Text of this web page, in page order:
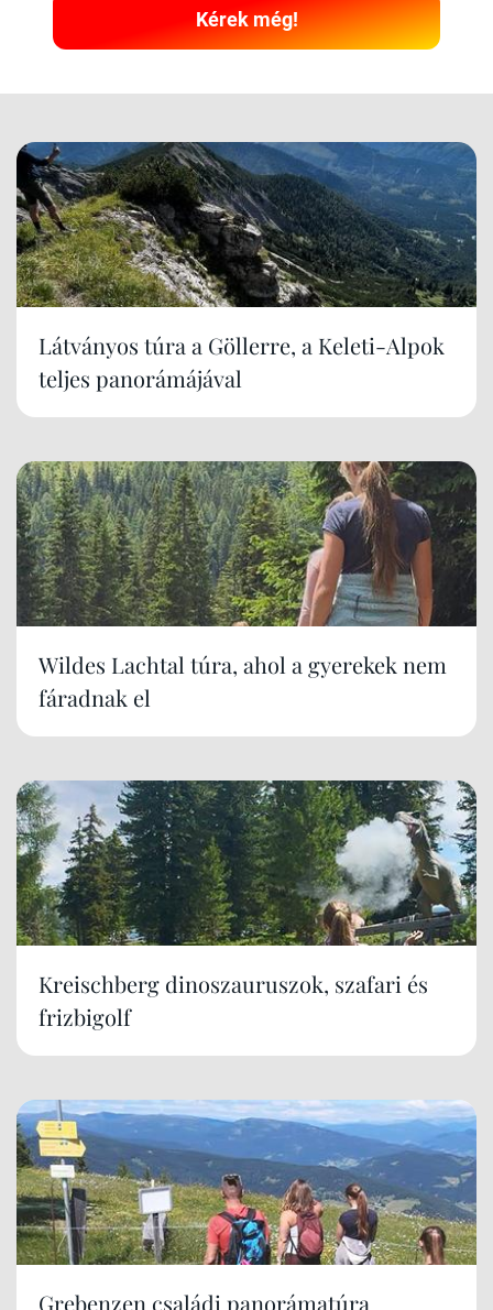
Kérek még!
Látványos túra a Göllerre, a Keleti-Alpok
teljes panorámájával
Wildes Lachtal túra, ahol a gyerekek nem
fáradnak el
Kreischberg dinoszauruszok, szafari és
frizbigolf
Grebenzen családi panorámatúra